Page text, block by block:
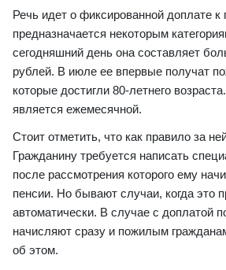
Речь идет о фиксированной доплате к
предназначается некоторым
сегодняшний день она составляет
рублей. В июле ее впервые получат
которые достигли 80-летнего
является ежемесячной.
Стоит отметить, что как правило за
Гражданину требуется написать
после рассмотрения которого ему
пенсии. Но бывают случаи, когда это
автоматически. В случае с доплатой
начисляют сразу и пожилым
об этом.